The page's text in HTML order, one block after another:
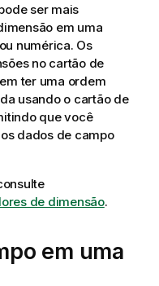
ser mais
em uma
numérica. Os
no cartão de
ter uma ordem
usando o cartão de
que você
dados de campo
de dimensão.
em uma